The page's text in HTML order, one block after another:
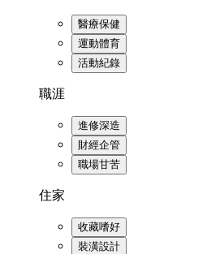
醫療保健
運動體育
活動紀錄
職涯
進修深造
財經企管
職場甘苦
住家
收藏嗜好
裝潢設計